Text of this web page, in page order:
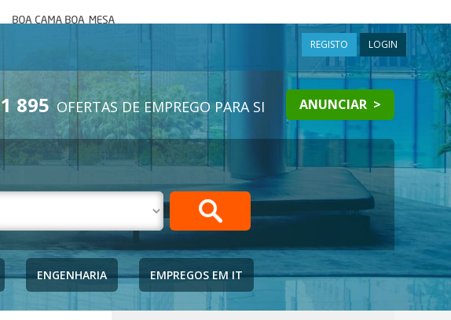
mesa
REGISTO LOGIN
1 895 OFERTAS DE EMPREGO PARA SI ANUNCIAR >
ENGENHARIA EMPREGOS EM IT